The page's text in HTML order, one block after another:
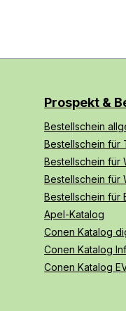
Prospekt &
Bestellschein
Bestellschein für
Bestellschein für
Bestellschein für
Bestellschein für
Apel-Katalog
Conen Katalog
Conen Katalog
Conen Katalog